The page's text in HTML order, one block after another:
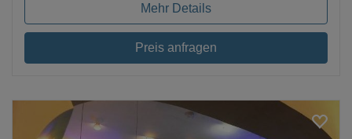
Mehr Details
Preis anfragen